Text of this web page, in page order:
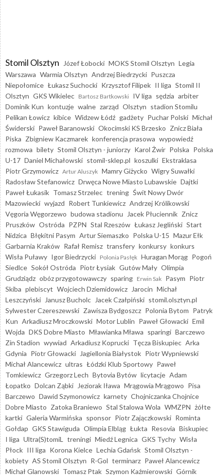
Stomil Olsztyn Józef Łobocki MOKS Stomil Olsztyn Legia
Warszawa Warmia Olsztyn Andrzej Biedrzycki Puszcza
Niepołomice Łukasz Suchocki Krzysztof Filipek II liga Stomil II
Olsztyn GKS Wikielec Bartosz Bartkowski IV liga sędzia arbiter
Dominik Kun kontuzje walne zarząd Olsztyn stadion Stomilu
Pelikan Łowicz kibice Widzew Łódź gadżety Puchar Polski Michał
Świderski Paweł Baranowski Okocimski KS Brzesko Znicz Biała
Piska Zbigniew Kaczmarek konferencja prasowa wypowiedź
rozmowa bilety Stomil Olsztyn - juniorzy Karol Żwir Polska Polska
U-17 Daniel Michałowski stomil-sklep.pl koszulki Ekstraklasa
Piotr Grzymowicz Artur Aluszyk Mamry Giżycko Wigry Suwałki
Radosław Stefanowicz Drwęca Nowe Miasto Lubawskie Dajtki
Paweł Łukasik Tomasz Strzelec trening Świt Nowy Dwór
Mazowiecki wyjazd Robert Tunkiewicz Andrzej Królikowski
Vęgoria Węgorzewo budowa stadionu Jacek Płuciennik Znicz
Pruszków Ostróda PZPN Stal Rzeszów Łukasz Jegliński Start
Nidzica Błękitni Pasym Artur Siemaszko Polska U-15 Mazur Ełk
Garbarnia Kraków Rafał Remisz transfery konkursy konkurs
Wisła Puławy Igor Biedrzycki Polonia Pasłęk Huragan Morąg Pogoń
Siedlce Sokół Ostróda Piotr Łysiak Gutów Mały Olimpia
Grudziądz obóz przygotowawczy sparing Erwin Sak Pasym Piotr
Skiba plebiscyt Wojciech Dziemidowicz Jarocin Michał
Leszczyński
Janusz Bucholc Jacek Czałpiński stomil.olsztyn.pl
Sylwester Czereszewski Zawisza Bydgoszcz Polonia Bytom Patryk
Kun Arkadiusz Mroczkowski Motor Lublin Paweł Głowacki Emil
Wojda DKS Dobre Miasto Mławianka Mława sparingi Barczewo
Zin Stadion wywiad Arkadiusz Koprucki Tęcza Biskupiec Arka
Gdynia Piotr Głowacki Jagiellonia Białystok Piotr Wypniewski
Michał Alancewicz ultras Łódzki Klub Sportowy Paweł
Tomkiewicz Grzegorz Lech Bytovia Bytów licytacje Adam
Łopatko Dolcan Ząbki Jeziorak Iława Mrągowia Mrągowo Pisa
Barczewo Dawid Szymonowicz karnety Chojniczanka Chojnice
Dobre Miasto Zatoka Braniewo Stal Stalowa Wola WMZPN żółte
kartki Galeria Warmińska sponsor Piotr Zajączkowski Rominta
Gołdap GKS Stawiguda Olimpia Elbląg Łukta Resovia Biskupiec
I liga Ultra(S)tomiL treningi Miedź Legnica GKS Tychy Wisła
Płock III liga Korona Kielce Lechia Gdańsk Stomil Olsztyn -
kobiety AS Stomil Olsztyn R-Gol terminarz Paweł Alancewicz
Michał Glanowski Tomasz Ptak Szymon Kaźmierowski Górnik